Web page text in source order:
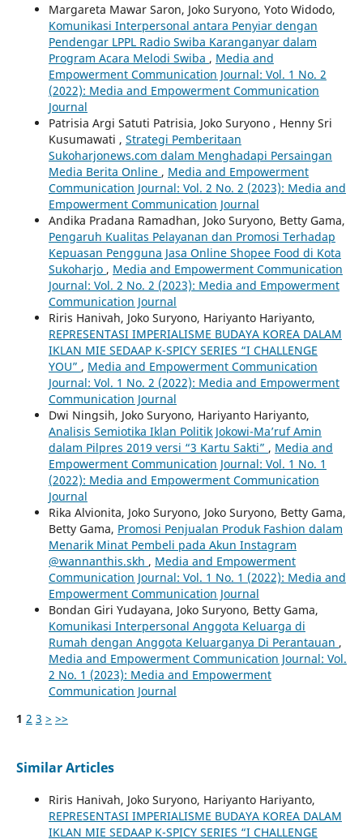
Margareta Mawar Saron, Joko Suryono, Yoto Widodo,
Komunikasi Interpersonal antara Penyiar dengan
Pendengar LPPL Radio Swiba Karanganyar dalam
Program Acara Melodi Swiba , Media and
Empowerment Communication Journal: Vol. 1 No. 2
(2022): Media and Empowerment Communication
Journal
Patrisia Argi Satuti Patrisia, Joko Suryono , Henny Sri
Kusumawati , Strategi Pemberitaan
Sukoharjonews.com dalam Menghadapi Persaingan
Media Berita Online , Media and Empowerment
Communication Journal: Vol. 2 No. 2 (2023): Media and
Empowerment Communication Journal
Andika Pradana Ramadhan, Joko Suryono, Betty Gama,
Pengaruh Kualitas Pelayanan dan Promosi Terhadap
Kepuasan Pengguna Jasa Online Shopee Food di Kota
Sukoharjo , Media and Empowerment Communication
Journal: Vol. 2 No. 2 (2023): Media and Empowerment
Communication Journal
Riris Hanivah, Joko Suryono, Hariyanto Hariyanto,
REPRESENTASI IMPERIALISME BUDAYA KOREA DALAM
IKLAN MIE SEDAAP K-SPICY SERIES “I CHALLENGE
YOU” , Media and Empowerment Communication
Journal: Vol. 1 No. 2 (2022): Media and Empowerment
Communication Journal
Dwi Ningsih, Joko Suryono, Hariyanto Hariyanto,
Analisis Semiotika Iklan Politik Jokowi-Ma’ruf Amin
dalam Pilpres 2019 versi “3 Kartu Sakti” , Media and
Empowerment Communication Journal: Vol. 1 No. 1
(2022): Media and Empowerment Communication
Journal
Rika Alvionita, Joko Suryono, Joko Suryono, Betty Gama,
Betty Gama, Promosi Penjualan Produk Fashion dalam
Menarik Minat Pembeli pada Akun Instagram
@wannanthis.skh , Media and Empowerment
Communication Journal: Vol. 1 No. 1 (2022): Media and
Empowerment Communication Journal
Bondan Giri Yudayana, Joko Suryono, Betty Gama,
Komunikasi Interpersonal Anggota Keluarga di
Rumah dengan Anggota Keluarganya Di Perantauan ,
Media and Empowerment Communication Journal: Vol.
2 No. 1 (2023): Media and Empowerment
Communication Journal
1 2 3 > >>
Similar Articles
Riris Hanivah, Joko Suryono, Hariyanto Hariyanto,
REPRESENTASI IMPERIALISME BUDAYA KOREA DALAM
IKLAN MIE SEDAAP K-SPICY SERIES “I CHALLENGE